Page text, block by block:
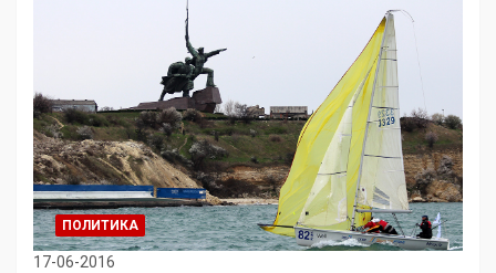
ПОЛИТИКА
17-06-2016